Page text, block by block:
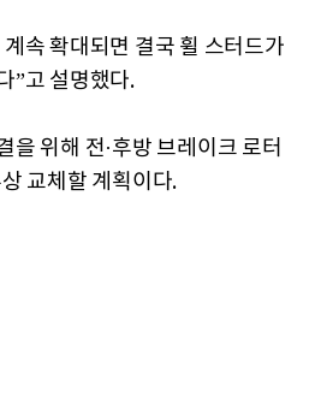
속 확대되면 결국 휠 스터드가
”고 설명했다.
을 위해 전·후방 브레이크 로터
교체할 계획이다.